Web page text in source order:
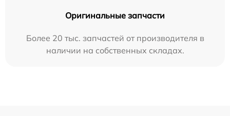
Оригинальные запчасти
Более 20 тыс. запчастей от производителя в
наличии на собственных складах.